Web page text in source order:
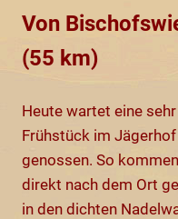
Von
(55 km)
Heute wartet eine
Frühstück im
genossen. So
direkt nach dem Ort
in den dichten